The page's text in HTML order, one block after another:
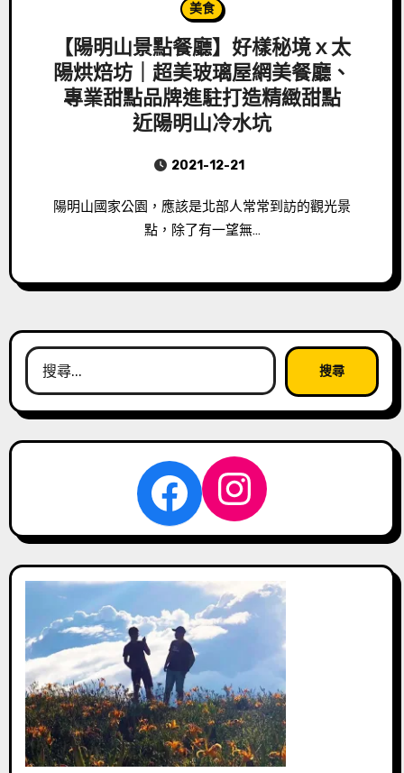
美食
【陽明山景點餐廳】好樣秘境ｘ太
陽烘焙坊｜超美玻璃屋網美餐廳、
專業甜點品牌進駐打造精緻甜點
近陽明山冷水坑
2021-12-21
陽明山國家公園，應該是北部人常常到訪的觀光景
點，除了有一望無…
搜
尋
關
Facebook